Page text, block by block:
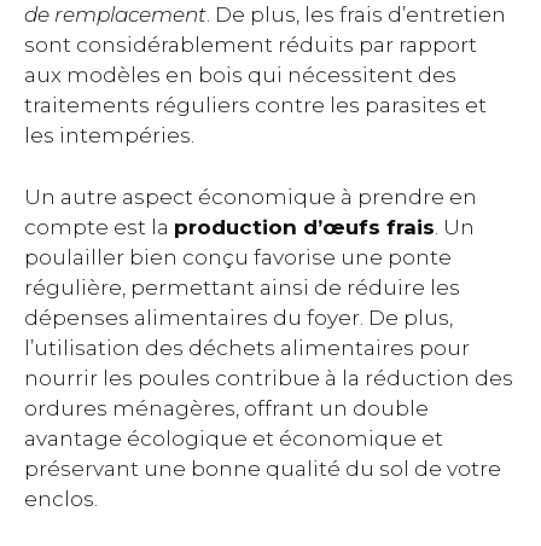
de remplacement. De plus, les frais d’entretien
sont considérablement réduits par rapport
aux modèles en bois qui nécessitent des
traitements réguliers contre les parasites et
les intempéries.
Un autre aspect économique à prendre en
compte est la production d’œufs frais . Un
poulailler bien conçu favorise une ponte
régulière, permettant ainsi de réduire les
dépenses alimentaires du foyer. De plus,
l’utilisation des déchets alimentaires pour
nourrir les poules contribue à la réduction des
ordures ménagères, offrant un double
avantage écologique et économique et
préservant une bonne qualité du sol de votre
enclos.